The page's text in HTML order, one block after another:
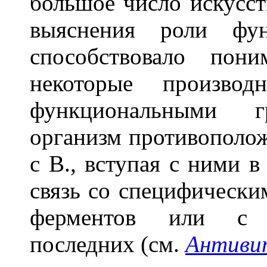
выяснения роли
способствовало
некоторые
функциональными
организм
с В., вступая с ними в
связь со
ферментов или с
последних (см.